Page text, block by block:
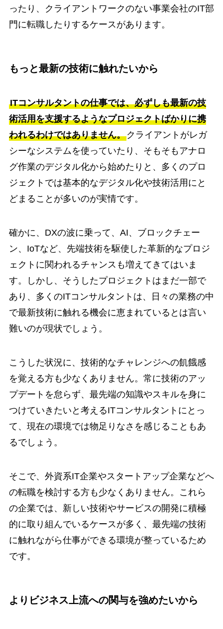
ったり、クライアントワークのない事業会社のIT部
門に転職したりするケースがあります。
もっと最新の技術に触れたいから
ITコンサルタントの仕事では、必ずしも最新の技
術活用を支援するようなプロジェクトばかりに携
われるわけではありません。クライアントがレガ
シーなシステムを使っていたり、そもそもアナロ
グ作業のデジタル化から始めたりと、多くのプロ
ジェクトでは基本的なデジタル化や技術活用にと
どまることが多いのが実情です。
確かに、DXの波に乗って、AI、ブロックチェー
ン、IoTなど、先端技術を駆使した革新的なプロジ
ェクトに関われるチャンスも増えてきてはいま
す。しかし、そうしたプロジェクトはまだ一部で
あり、多くのITコンサルタントは、日々の業務の中
で最新技術に触れる機会に恵まれているとは言い
難いのが現状でしょう。
こうした状況に、技術的なチャレンジへの飢餓感
を覚える方も少なくありません。常に技術のアッ
プデートを怠らず、最先端の知識やスキルを身に
つけていきたいと考えるITコンサルタントにとっ
て、現在の環境では物足りなさを感じることもあ
るでしょう。
そこで、外資系IT企業やスタートアップ企業などへ
の転職を検討する方も少なくありません。これら
の企業では、新しい技術やサービスの開発に積極
的に取り組んでいるケースが多く、最先端の技術
に触れながら仕事ができる環境が整っているため
です。
よりビジネス上流への関与を強めたいから